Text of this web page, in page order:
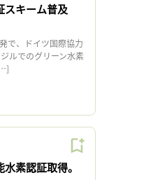
スキーム普及
で、ドイツ国際協力
ルでのグリーン水素
素認証取得。